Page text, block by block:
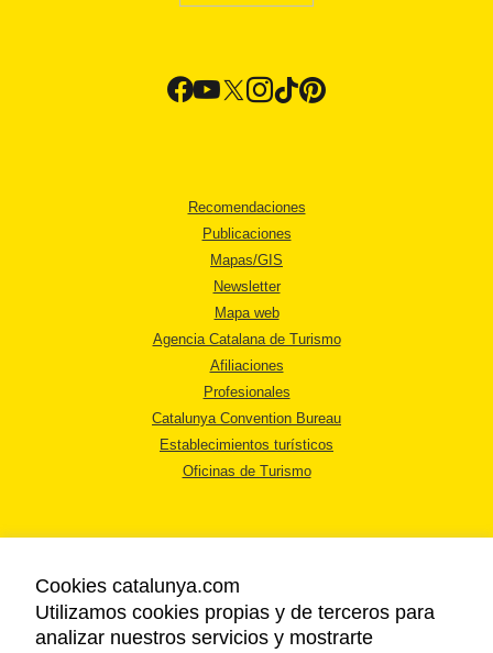
Recomendaciones
Publicaciones
Mapas/GIS
Newsletter
Mapa web
Agencia Catalana de Turismo
Afiliaciones
Profesionales
Catalunya Convention Bureau
Establecimientos turísticos
Oficinas de Turismo
AVISO LEGAL
Cookies catalunya.com
Utilizamos cookies propias y de terceros para
analizar nuestros servicios y mostrarte